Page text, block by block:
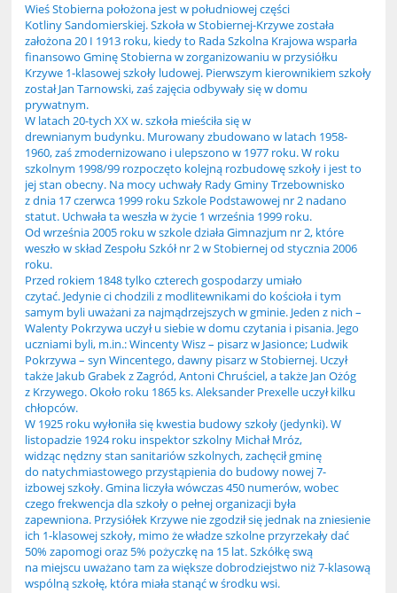
Wieś Stobierna położona jest w południowej części
Kotliny Sandomierskiej. Szkoła w Stobiernej-Krzywe została
założona 20 I 1913 roku, kiedy to Rada Szkolna Krajowa wsparła
finansowo Gminę Stobierna w zorganizowaniu w przysiółku
Krzywe 1-klasowej szkoły ludowej. Pierwszym kierownikiem szkoły
został Jan Tarnowski, zaś zajęcia odbywały się w domu
prywatnym.
W latach 20-tych XX w. szkoła mieściła się w
drewnianym budynku. Murowany zbudowano w latach 1958-
1960, zaś zmodernizowano i ulepszono w 1977 roku. W roku
szkolnym 1998/99 rozpoczęto kolejną rozbudowę szkoły i jest to
jej stan obecny. Na mocy uchwały Rady Gminy Trzebownisko
z dnia 17 czerwca 1999 roku Szkole Podstawowej nr 2 nadano
statut. Uchwała ta weszła w życie 1 września 1999 roku.
Od września 2005 roku w szkole działa Gimnazjum nr 2, które
weszło w skład Zespołu Szkół nr 2 w Stobiernej od stycznia 2006
roku.
Przed rokiem 1848 tylko czterech gospodarzy umiało
czytać. Jedynie ci chodzili z modlitewnikami do kościoła i tym
samym byli uważani za najmądrzejszych w gminie. Jeden z nich –
Walenty Pokrzywa uczył u siebie w domu czytania i pisania. Jego
uczniami byli, m.in.: Wincenty Wisz – pisarz w Jasionce; Ludwik
Pokrzywa – syn Wincentego, dawny pisarz w Stobiernej. Uczył
także Jakub Grabek z Zagród, Antoni Chruściel, a także Jan Ożóg
z Krzywego. Około roku 1865 ks. Aleksander Prexelle uczył kilku
chłopców.
W 1925 roku wyłoniła się kwestia budowy szkoły (jedynki). W
listopadzie 1924 roku inspektor szkolny Michał Mróz,
widząc nędzny stan sanitariów szkolnych, zachęcił gminę
do natychmiastowego przystąpienia do budowy nowej 7-
izbowej szkoły. Gmina liczyła wówczas 450 numerów, wobec
czego frekwencja dla szkoły o pełnej organizacji była
zapewniona. Przysiółek Krzywe nie zgodził się jednak na zniesienie
ich 1-klasowej szkoły, mimo że władze szkolne przyrzekały dać
50% zapomogi oraz 5% pożyczkę na 15 lat. Szkółkę swą
na miejscu uważano tam za większe dobrodziejstwo niż 7-klasową
wspólną szkołę, która miała stanąć w środku wsi.